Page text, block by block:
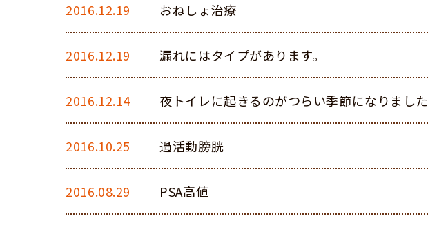
2016.12.19 おねしょ治療
2016.12.19 漏れにはタイプがあります。
2016.12.14 夜トイレに起きるのがつらい季節になりました
2016.10.25 過活動膀胱
2016.08.29 PSA高値